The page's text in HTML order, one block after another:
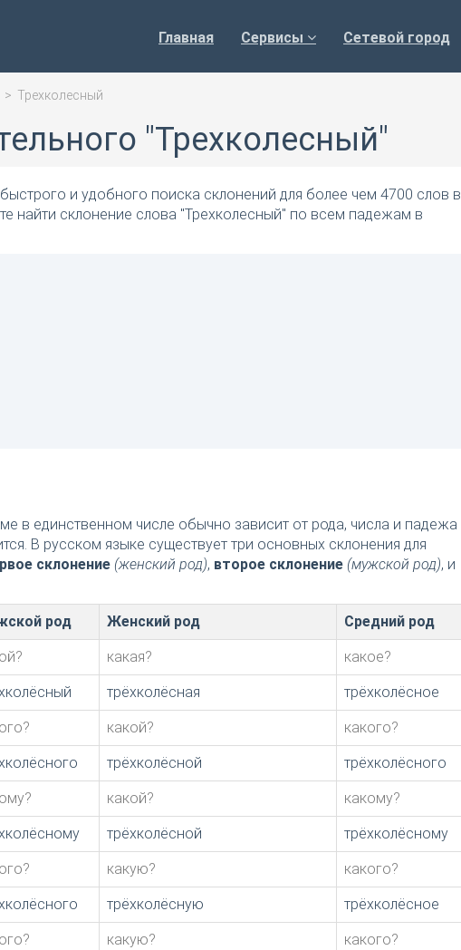
Главная Сервисы Сетевой город
> Трехколесный
"Трехколесный"
и удобного поиска склонений для более чем 4700 слов в
найти склонение слова "Трехколесный" по всем падежам в
в единственном числе обычно зависит от рода, числа и падежа
В русском языке существует три основных склонения для
склонение (женский род), второе склонение (мужской род), и
род Женский род Средний род
какая? какое?
трёхколёсная трёхколёсное
какой? какого?
трёхколёсной трёхколёсного
какой? какому?
трёхколёсной трёхколёсному
какую? какого?
трёхколёсную трёхколёсное
какую? какого?